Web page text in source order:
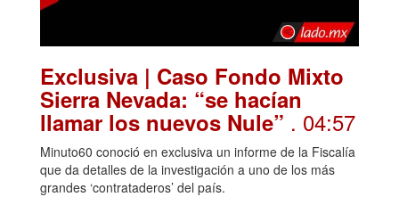
Exclusiva | Caso Fondo Mixto
Sierra Nevada: “se hacían
llamar los nuevos Nule” . 04:57
Minuto60 conoció en exclusiva un informe de la Fiscalía
que da detalles de la investigación a uno de los más
grandes ‘contrataderos’ del país.